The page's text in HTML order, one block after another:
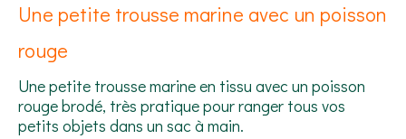
Une petite trousse marine avec un poisson
rouge
Une petite trousse marine en tissu avec un poisson
rouge brodé, très pratique pour ranger tous vos
petits objets dans un sac à main.